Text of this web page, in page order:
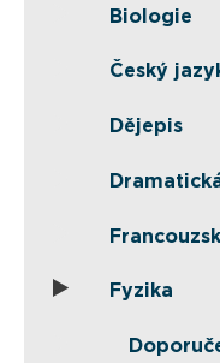
Biologie
Český
Dějepis
Fyzika